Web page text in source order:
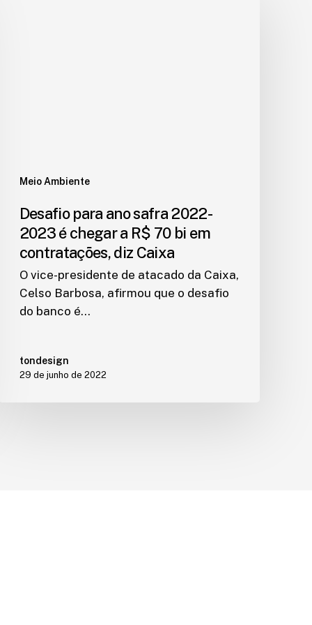
Meio Ambiente
Desafio para ano safra 2022-
2023 é chegar a R$ 70 bi em
contratações, diz Caixa
O vice-presidente de atacado da Caixa,
Celso Barbosa, afirmou que o desafio
do banco é…
tondesign
29 de junho de 2022